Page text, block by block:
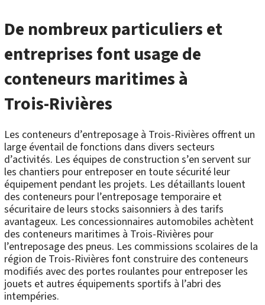
De nombreux particuliers et
entreprises font usage de
conteneurs maritimes à
Trois-Rivières
Les conteneurs d’entreposage à Trois-Rivières offrent un
large éventail de fonctions dans divers secteurs
d’activités. Les équipes de construction s’en servent sur
les chantiers pour entreposer en toute sécurité leur
équipement pendant les projets. Les détaillants louent
des conteneurs pour l’entreposage temporaire et
sécuritaire de leurs stocks saisonniers à des tarifs
avantageux. Les concessionnaires automobiles achètent
des conteneurs maritimes à Trois-Rivières pour
l’entreposage des pneus. Les commissions scolaires de la
région de Trois-Rivières font construire des conteneurs
modifiés avec des portes roulantes pour entreposer les
jouets et autres équipements sportifs à l’abri des
intempéries.